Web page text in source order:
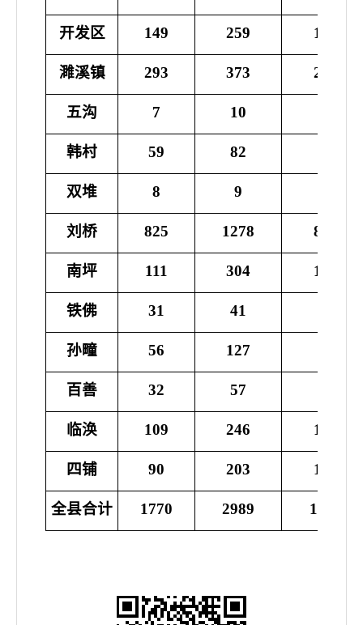
开发区
149 259 189662
濉溪镇 293 373 276356
五沟 7 10
韩村 59 82
双堆 8 9
刘桥 825 1278 831398
南坪 111 304 185606
铁佛 31 41
孙疃 56 127
百善 32 57
临涣 109 246 162838
四铺 90 203 125475
全县合计 1770 2989